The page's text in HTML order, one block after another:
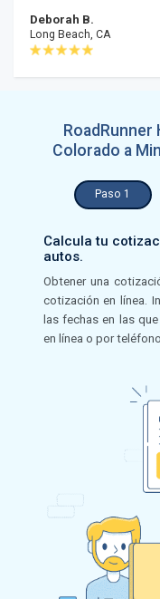
Deborah B.
Long Beach, CA
RoadRunner
Colorado a
Paso 1
Calcula tu
autos.
Obtener una
cotización en línea.
las fechas en las
en línea o por